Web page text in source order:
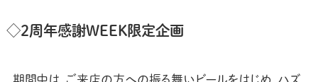
◇2周年感謝WEEK限定企画